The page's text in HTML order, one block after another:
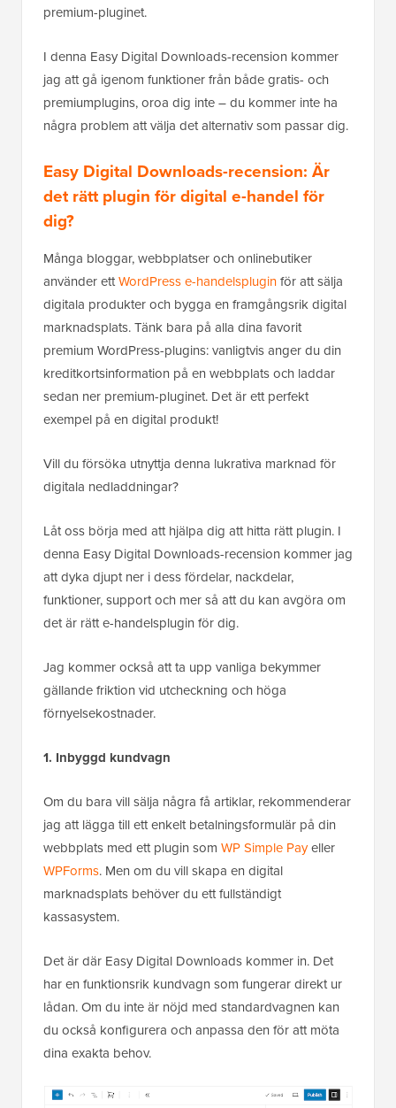
premium-pluginet.
I denna Easy Digital Downloads-recension kommer
jag att gå igenom funktioner från både gratis- och
premiumplugins, oroa dig inte – du kommer inte ha
några problem att välja det alternativ som passar dig.
Easy Digital Downloads-recension: Är
det rätt plugin för digital e-handel för
dig?
Många bloggar, webbplatser och onlinebutiker
använder ettWordPress e-handelspluginför att sälja
digitala produkter och bygga en framgångsrik digital
marknadsplats. Tänk bara på alla dina favorit
premium WordPress-plugins: vanligtvis anger du din
kreditkortsinformation på en webbplats och laddar
sedan ner premium-pluginet. Det är ett perfekt
exempel på en digital produkt!
Vill du försöka utnyttja denna lukrativa marknad för
digitala nedladdningar?
Låt oss börja med att hjälpa dig att hitta rätt plugin. I
denna Easy Digital Downloads-recension kommer jag
att dyka djupt ner i dess fördelar, nackdelar,
funktioner, support och mer så att du kan avgöra om
det är rätt e-handelsplugin för dig.
Jag kommer också att ta upp vanliga bekymmer
gällande friktion vid utcheckning och höga
förnyelsekostnader.
1. Inbyggd kundvagn
Om du bara vill sälja några få artiklar, rekommenderar
jag att lägga till ett enkelt betalningsformulär på din
webbplats med ett plugin som WP Simple Payeller
WPForms. Men om du vill skapa en digital
marknadsplats behöver du ett fullständigt
kassasystem.
Det är där Easy Digital Downloads kommer in. Det
har en funktionsrik kundvagn som fungerar direkt ur
lådan. Om du inte är nöjd med standardvagnen kan
du också konfigurera och anpassa den för att möta
dina exakta behov.